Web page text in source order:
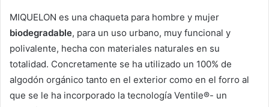
MIQUELON es una chaqueta para hombre y mujer
biodegradable, para un uso urbano, muy funcional y
polivalente, hecha con materiales naturales en su
totalidad. Concretamente se ha utilizado un 100% de
algodón orgánico tanto en el exterior como en el forro al
que se le ha incorporado la tecnología Ventile®- un